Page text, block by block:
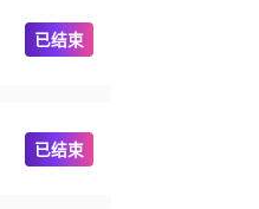
已结束
已结束